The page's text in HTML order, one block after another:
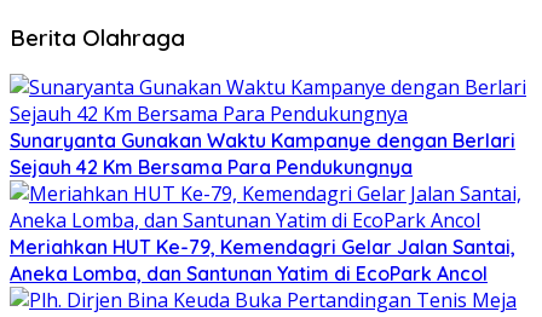
Berita Olahraga
Sunaryanta Gunakan Waktu Kampanye dengan Berlari
Sejauh 42 Km Bersama Para Pendukungnya
Meriahkan HUT Ke-79, Kemendagri Gelar Jalan Santai,
Aneka Lomba, dan Santunan Yatim di EcoPark Ancol